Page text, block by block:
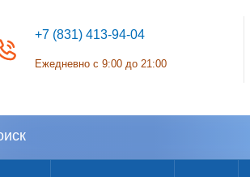
+7 (831) 413-94-04
Ежедневно с 9:00 до 21:00